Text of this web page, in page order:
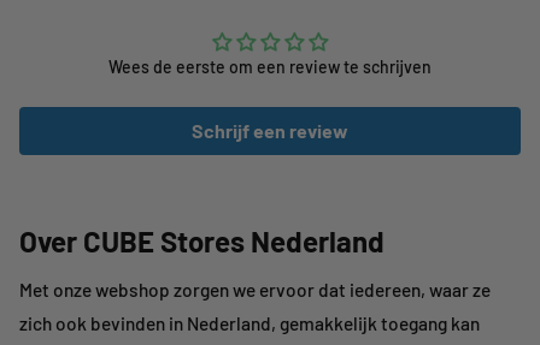
Wees de eerste om een review te schrijven
Schrijf een review
Over CUBE Stores Nederland
Met onze webshop zorgen we ervoor dat iedereen, waar ze
zich ook bevinden in Nederland, gemakkelijk toegang kan